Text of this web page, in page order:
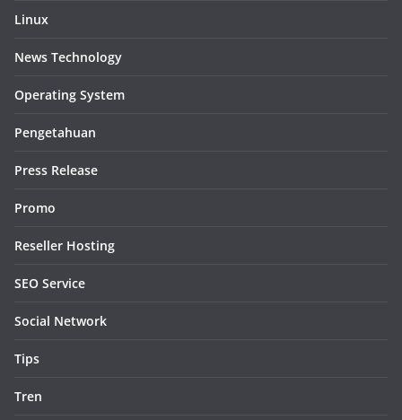
Linux
News Technology
Operating System
Pengetahuan
Press Release
Promo
Reseller Hosting
SEO Service
Social Network
Tips
Tren